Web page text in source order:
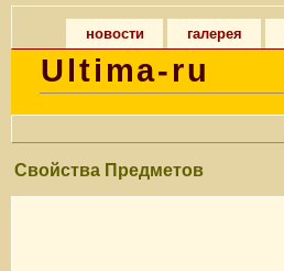
новости галерея
Ultima-ru
Свойства Предметов